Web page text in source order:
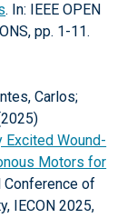
. In: IEEE OPEN
pp. 1-11.
Carlos;
Wound-
Motors for
Conference of
IECON 2025,